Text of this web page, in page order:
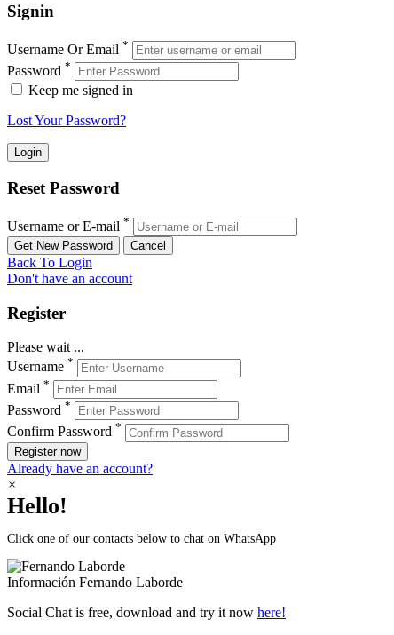
Signin
Username Or Email *
Password *
Keep me signed in
Lost Your Password?
Reset Password
Username or E-mail *
Back To Login
Don't have an account
Register
Please wait ...
Username *
Email *
Password *
Confirm Password *
Register now
Already have an account?
×
Hello!
Click one of our contacts below to chat on WhatsApp
Información Fernando Laborde
Social Chat is free, download and try it now here!